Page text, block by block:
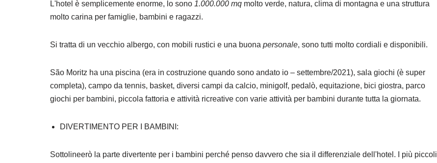
L'hotel è semplicemente enorme, lo sono 1.000.000 mq molto verde, natura, clima di montagna e una struttura
molto carina per famiglie, bambini e ragazzi.
Si tratta di un vecchio albergo, con mobili rustici e una buona personale, sono tutti molto cordiali e disponibili.
São Moritz ha una piscina (era in costruzione quando sono andato io – settembre/2021), sala giochi (è super
completa), campo da tennis, basket, diversi campi da calcio, minigolf, pedalò, equitazione, bici giostra, parco
giochi per bambini, piccola fattoria e attività ricreative con varie attività per bambini durante tutta la giornata.
DIVERTIMENTO PER I BAMBINI:
Sottolineerò la parte divertente per i bambini perché penso davvero che sia il differenziale dell'hotel. I più piccoli